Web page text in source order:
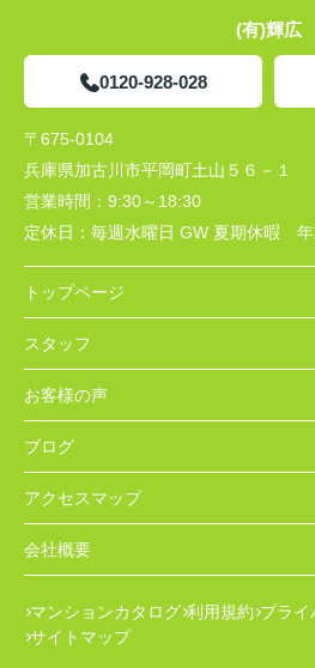
(有)輝広
0120-928-028
〒675-0104
兵庫県加古川市平岡町土山５６－１
営業時間： 9:30～18:30
定休日： 毎週水曜日 GW 夏期休暇
トップページ
スタッフ
お客様の声
ブログ
アクセスマップ
会社概要
マンションカタログ 利用規約 プライ
サイトマップ